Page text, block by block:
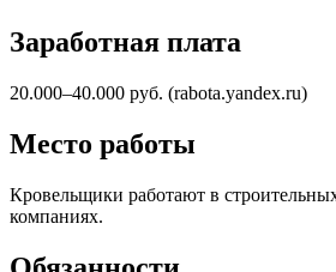
Заработная плата
20.000–40.000 руб. (rabota.yandex.ru)
Место работы
Кровельщики работают в
компаниях.